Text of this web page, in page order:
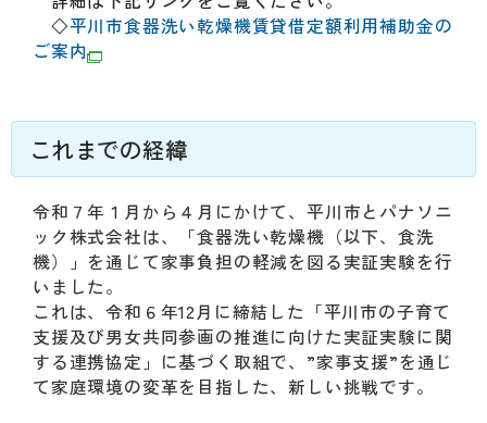
ー
◇平川市食器洗い乾燥機賃貸借定額利用補助金の
ご案内
これまでの経緯
令和７年１月から４月にかけて、平川市とパナソニ
ック株式会社は、「食器洗い乾燥機（以下、食洗
機）」を通じて家事負担の軽減を図る実証実験を行
いました。
これは、令和６年12月に締結した「平川市の子育て
支援及び男女共同参画の推進に向けた実証実験に関
する連携協定」に基づく取組で、”家事支援”を通じ
て家庭環境の変革を目指した、新しい挑戦です。